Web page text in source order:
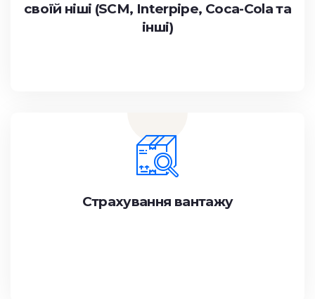
своїй ніші (SCM, Interpipe, Coca-Cola та
інші)
Страхування вантажу